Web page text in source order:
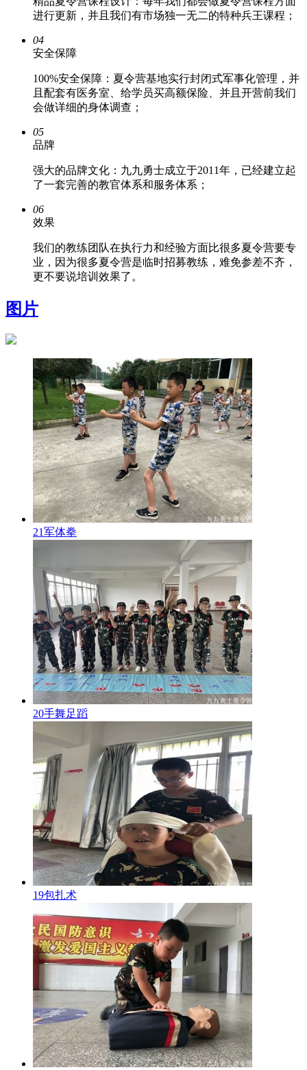
进行更新，并且我们有市场独一无二的特种兵王课程；
04
安全保障
100%安全保障：夏令营基地实行封闭式军事化管理，并
且配套有医务室、给学员买高额保险、并且开营前我们
会做详细的身体调查；
05
品牌
强大的品牌文化：九九勇士成立于2011年，已经建立起
了一套完善的教官体系和服务体系；
06
效果
我们的教练团队在执行力和经验方面比很多夏令营要专
业，因为很多夏令营是临时招募教练，难免参差不齐，
更不要说培训效果了。
图片
21军体拳
20手舞足蹈
19包扎术